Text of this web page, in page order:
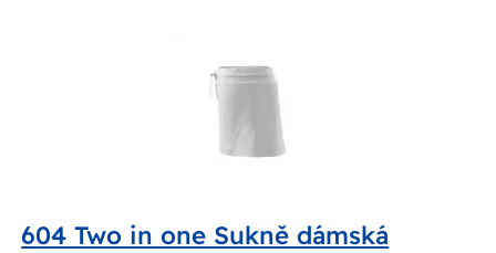
604 Two in one Sukně dámská